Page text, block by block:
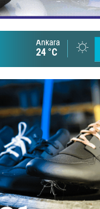
Великий
Ankara
24 °C